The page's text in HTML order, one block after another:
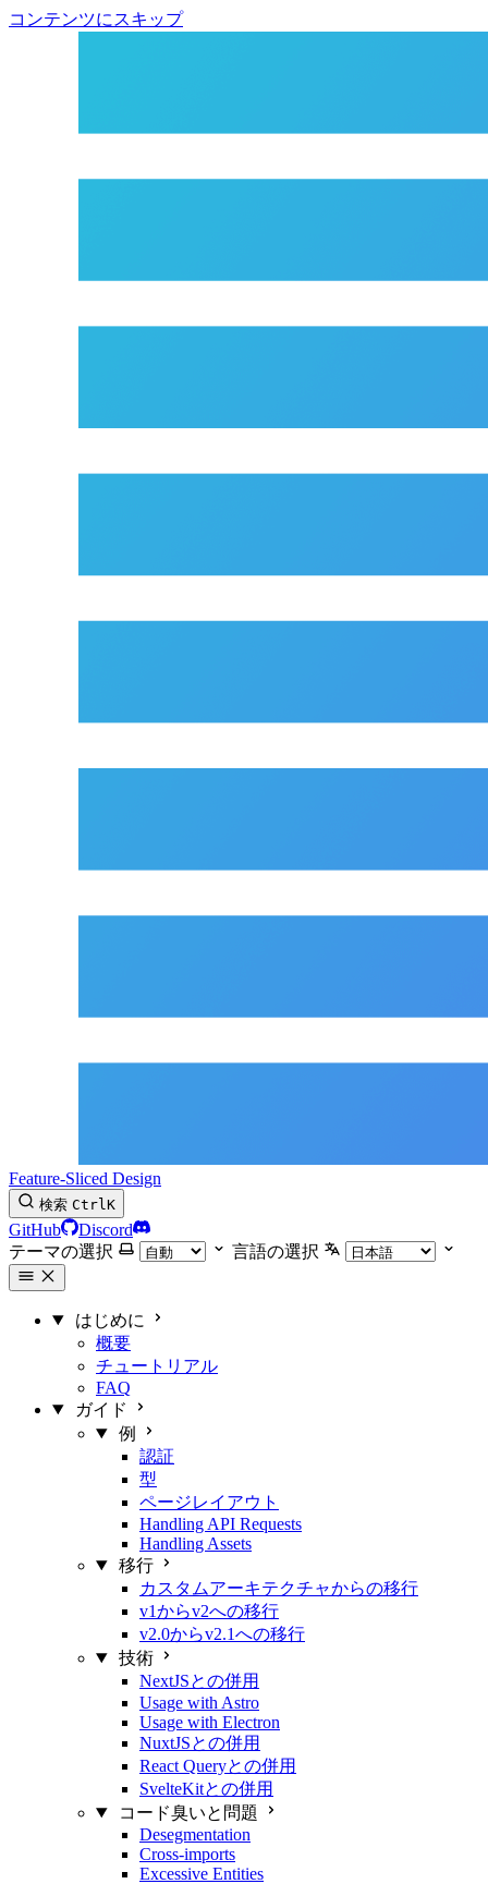
コンテンツにスキップ
Feature-Sliced Design
検索 CtrlK
GitHub
Discord
テーマの選択
言語の選択
はじめに
概要
チュートリアル
FAQ
ガイド
例
認証
型
ページレイアウト
Handling API Requests
Handling Assets
移行
カスタムアーキテクチャからの移行
v1からv2への移行
v2.0からv2.1への移行
技術
NextJSとの併用
Usage with Astro
Usage with Electron
NuxtJSとの併用
React Queryとの併用
SvelteKitとの併用
コード臭いと問題
Desegmentation
Cross-imports
Excessive Entities